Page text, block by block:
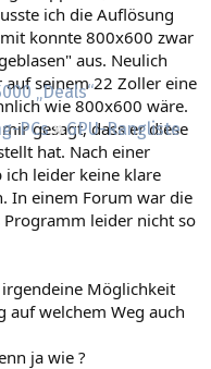
„Deals“
PCs
GPU-Rangliste
ich die Auflösung
konnte 800x600 zwar
aus. Neulich
auf seinem 22 Zoller eine
wie 800x600 wäre.
gesagt, dass er diese
hat. Nach einer
ich leider keine klare
In einem Forum war die
Programm leider nicht so
Möglichkeit
auf welchem Weg auch
ja wie ?